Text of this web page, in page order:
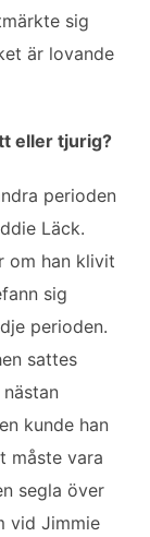
sig
är lovande
eller tjurig?
perioden
Läck.
om han klivit
sig
perioden.
sattes
kunde han
måste vara
segla över
vid Jimmie